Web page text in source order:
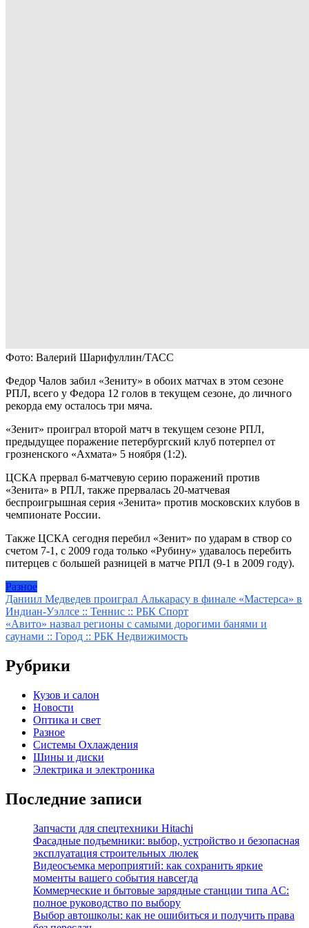
Фото: Валерий Шарифуллин/ТАСС
Федор Чалов забил «Зениту» в обоих матчах в этом сезоне
РПЛ, всего у Федора 12 голов в текущем сезоне, до личного
рекорда ему осталось три мяча.
«Зенит» проиграл второй матч в текущем сезоне РПЛ,
предыдущее поражение петербургский клуб потерпел от
грозненского «Ахмата» 5 ноября (1:2).
ЦСКА прервал 6-матчевую серию поражений против
«Зенита» в РПЛ, также прервалась 20-матчевая
беспроигрышная серия «Зенита» против московских клубов в
чемпионате России.
Также ЦСКА сегодня перебил «Зенит» по ударам в створ со
счетом 7-1, с 2009 года только «Рубину» удавалось перебить
питерцев с большей разницей в матче РПЛ (9-1 в 2009 году).
Разное
Навигация
по
записям
Даниил Медведев проиграл Алькарасу в финале «Мастерса» в
Индиан-Уэллсе :: Теннис :: РБК Спорт
«Авито» назвал регионы с самыми дорогими банями и
саунами :: Город :: РБК Недвижимость
Рубрики
Кузов и салон
Новости
Оптика и свет
Разное
Системы Охлаждения
Шины и диски
Электрика и электроника
Последние записи
Запчасти для спецтехники Hitachi
Фасадные подъемники: выбор, устройство и безопасная
эксплуатация строительных люлек
Видеосъемка мероприятий: как сохранить яркие
моменты вашего события навсегда
Коммерческие и бытовые зарядные станции типа AC:
полное руководство по выбору
Выбор автошколы: как не ошибиться и получить права